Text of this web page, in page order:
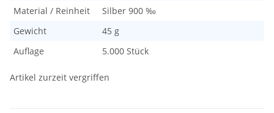
Material / Reinheit
Silber 900 ‰
Gewicht
45 g
Auflage
5.000 Stück
Artikel zurzeit vergriffen